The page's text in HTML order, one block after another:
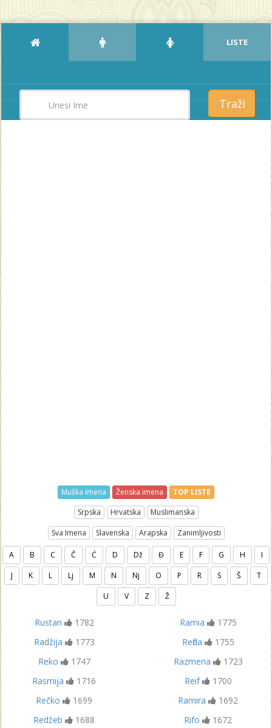
LISTE
Traži
Muška imena Ženska imena
TOP LISTE
Srpska
Hrvatska
Muslimanska
Sva Imena
Slavenska Arapska Zanimljivosti
A B C Č Ć D Dž Đ E F G H
I
J
K L Lj M N Nj O P R S Š
T
U
V Z Ž
Rustan 1782 Ramia
1775
Radžija
1773 Refida
1755
Reko
1747 Razmena
1723
Rasmija
1716 Reif
1700
Rečko
1699 Ramira
1692
Redžeb
1688 Rifo
1672